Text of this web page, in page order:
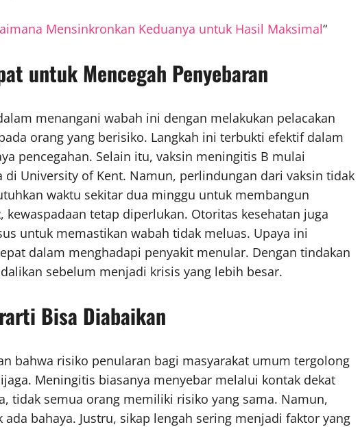
Mensinkronkan Keduanya untuk Hasil Maksimal“
untuk Mencegah Penyebaran
menangani wabah ini dengan melakukan pelacakan
orang yang berisiko. Langkah ini terbukti efektif dalam
pencegahan. Selain itu, vaksin meningitis B mulai
University of Kent. Namun, perlindungan dari vaksin tidak
waktu sekitar dua minggu untuk membangun
kewaspadaan tetap diperlukan. Otoritas kesehatan juga
untuk memastikan wabah tidak meluas. Upaya ini
dalam menghadapi penyakit menular. Dengan tindakan
sebelum menjadi krisis yang lebih besar.
Bisa Diabaikan
bahwa risiko penularan bagi masyarakat umum tergolong
Meningitis biasanya menyebar melalui kontak dekat
tidak semua orang memiliki risiko yang sama. Namun,
bahaya. Justru, sikap lengah sering menjadi faktor yang